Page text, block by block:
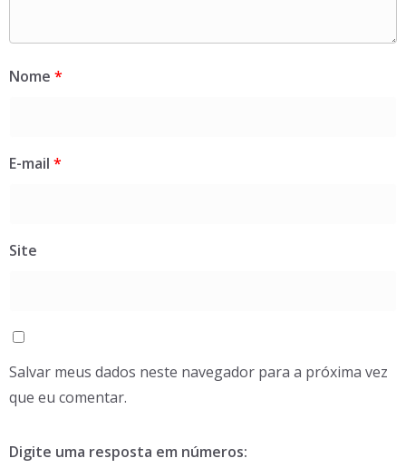
Nome *
E-mail *
Site
Salvar meus dados neste navegador para a próxima vez
que eu comentar.
Digite uma resposta em números: